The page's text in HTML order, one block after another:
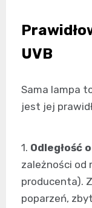
UVB
Sama lampa
jest jej
1. Odległość
zależności od
producenta).
poparzeń,